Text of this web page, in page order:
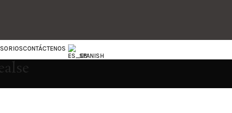
CONTÁCTENOS
SPANISH